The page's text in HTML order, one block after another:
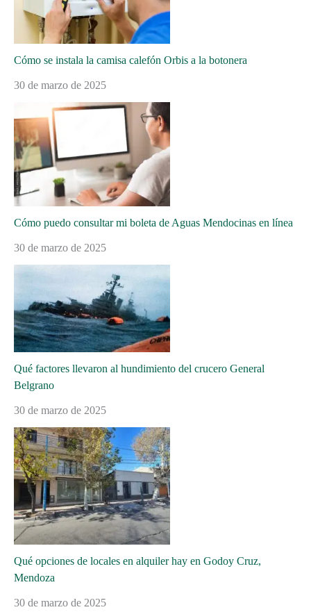
Cómo se instala la camisa calefón Orbis a la botonera
30 de marzo de 2025
Cómo puedo consultar mi boleta de Aguas Mendocinas en línea
30 de marzo de 2025
Qué factores llevaron al hundimiento del crucero General
Belgrano
30 de marzo de 2025
Qué opciones de locales en alquiler hay en Godoy Cruz,
Mendoza
30 de marzo de 2025